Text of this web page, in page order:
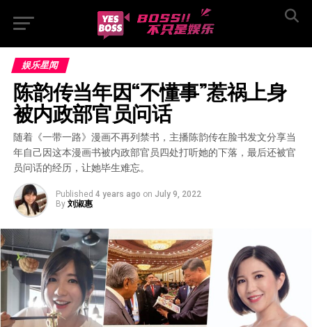
娱乐星闻
陈韵传当年因“不懂事”惹祸上身
被内政部官员问话
随着《一带一路》漫画不再列禁书，主播陈韵传在脸书发文分享当
年自己因这本漫画书被内政部官员四处打听她的下落，最后还被官
员问话的经历，让她毕生难忘。
Published 4 years ago on July 9, 2022
By 刘淑惠